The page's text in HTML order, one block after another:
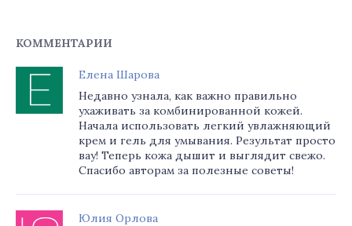
КОММЕНТАРИИ
Елена Шарова
Недавно узнала, как важно правильно
ухаживать за комбинированной кожей.
Начала использовать легкий увлажняющий
крем и гель для умывания. Результат просто
вау! Теперь кожа дышит и выглядит свежо.
Спасибо авторам за полезные советы!
Юлия Орлова